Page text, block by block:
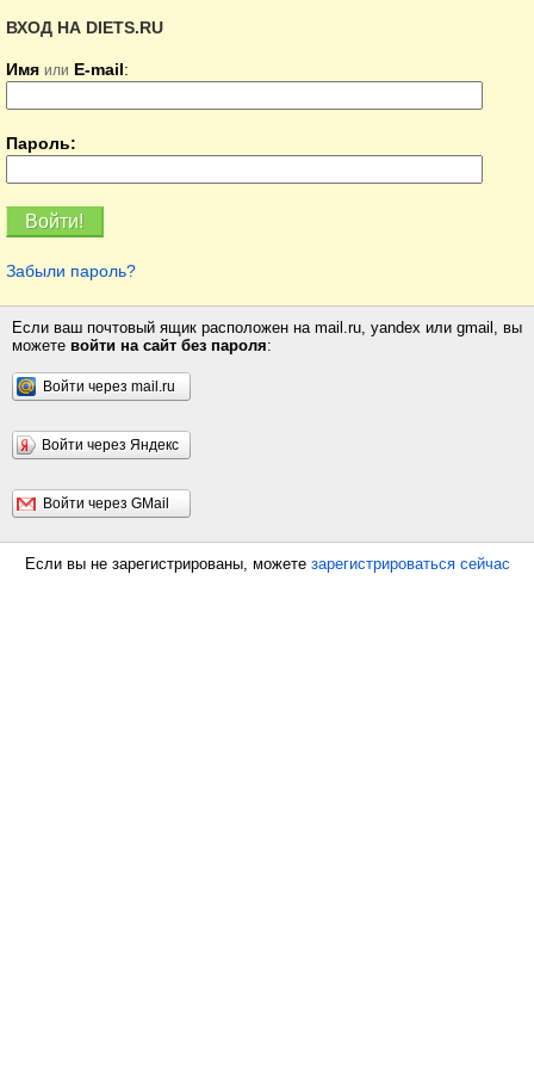
ВХОД НА DIETS.RU
Имя или E-mail:
Пароль:
Забыли пароль?
Если ваш почтовый ящик расположен на mail.ru, yandex или gmail, вы
можете войти на сайт без пароля:
Войти через mail.ru
Войти через Яндекс
Войти через GMail
Если вы не зарегистрированы, можете зарегистрироваться сейчас